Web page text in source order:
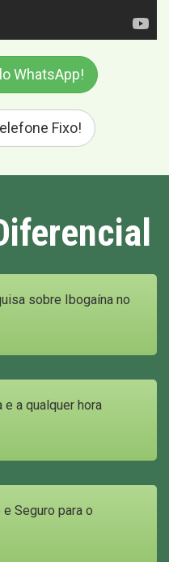
WhatsApp!
Fixo!
sobre Ibogaína no
a qualquer hora
Seguro para o